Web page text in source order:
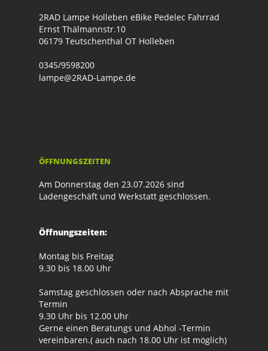
2RAD Lampe Holleben eBike Pedelec Fahrrad
Ernst Thälmannstr.10
06179 Teutschenthal OT Holleben
0345/9598200
lampe@2RAD-Lampe.de
ÖFFNUNGSZEITEN
Am Donnerstag den 23.07.2026 sind
Ladengeschäft und Werkstatt geschlossen.
Öffnungszeiten:
Montag bis Freitag
9.30 bis 18.00 Uhr
Samstag geschlossen oder nach Absprache mit
Termin
9.30 Uhr bis 12.00 Uhr
Gerne einen Beratungs und Abhol -Termin
vereinbaren.( auch nach 18.00 Uhr ist möglich)